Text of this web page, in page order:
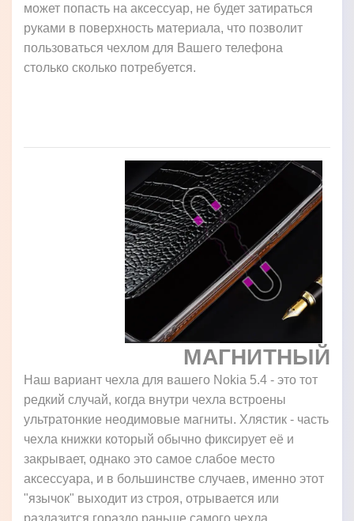
может попасть на аксессуар, не будет затираться
руками в поверхность материала, что позволит
пользоваться чехлом для Вашего телефона
столько сколько потребуется.
МАГНИТНЫЙ
Наш вариант чехла для вашего Nokia 5.4 - это тот
редкий случай, когда внутри чехла встроены
ультратонкие неодимовые магниты. Хлястик - часть
чехла книжки который обычно фиксирует её и
закрывает, однако это самое слабое место
аксессуара, и в большинстве случаев, именно этот
"язычок" выходит из строя, отрывается или
разлазится гораздо раньше самого чехла.